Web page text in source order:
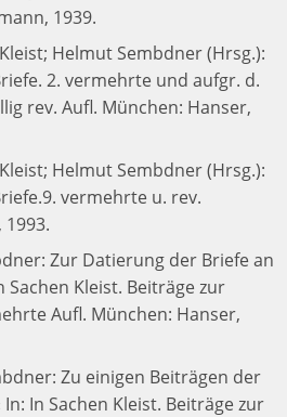
1939.
Helmut Sembdner (Hrsg.):
2. vermehrte und aufgr. d.
rev. Aufl. München: Hanser,
Helmut Sembdner (Hrsg.):
9. vermehrte u. rev.
Zur Datierung der Briefe an
Sachen Kleist. Beiträge zur
Aufl. München: Hanser,
Zu einigen Beiträgen der
In: In Sachen Kleist. Beiträge zur